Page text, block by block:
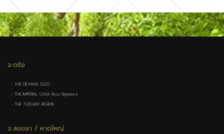
จ.ตรัง
- THE DE'VANA CLEO
- THE IMPERIAL CASA Ricco Signature
- THE TUSCANY REGION
จ.สงขลา / หาดใหญ่